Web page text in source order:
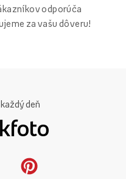
odporúča
za vašu dôveru!
deň